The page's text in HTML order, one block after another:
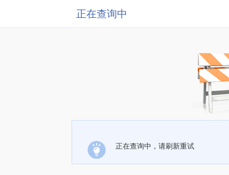
正在查询中
正在查询中，请刷新重试